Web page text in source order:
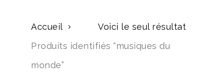
Voici le seul résultat
Accueil
Produits identifiés “musiques du
monde”